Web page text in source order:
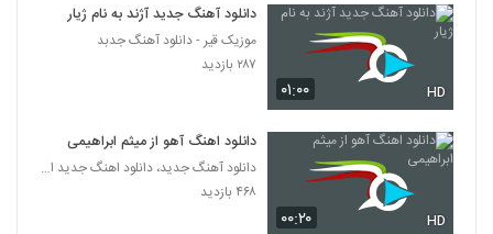
98 بگم از چی برات
99
Armin Nosrati Baghalet Mikonam
۱,۳۳۲ بازدید
دانلود آهنگ دیدی آخر رفت از آرین یاری به
همراه متن ترانه
۱,۲۸۶ بازدید
۰۱:۰۰ HD
دانلود آهنگ جدید آژند به نام ژیار
موزیک قیر - دانلود آهنگ جدبد
۲۸۷ بازدید
۰۰:۲۰ HD
دانلود اهنگ آهو از میثم ابراهیمی
دانلود آهنگ جدید، دانلود اهنگ جدید ایرانی
۴۶۸ بازدید